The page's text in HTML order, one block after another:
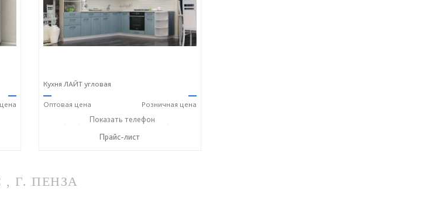
—
цена
63
Кухня ЛАЙТ угловая
—
Оптовая цена
—
Розничная цена
+7 (937) 396 23 62 ☎+7 (8352) 70 03 63
Показать телефон
Прайс-лист
Г. ПЕНЗА